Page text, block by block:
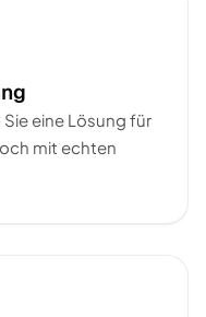
eine Lösung für
mit echten